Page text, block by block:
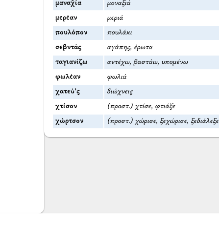
μαναχ̌ία μοναξιά
μερέαν μεριά
πουλόπον πουλάκι
σεβντάς αγάπης, έρωτα
ταγιανίζω αντέχω, βαστάω, υπομένω
φωλέαν φωλιά
χατεύ’ς διώχνεις
χτίσον (προστ.) χτίσε, φτιάξε
χώρτσον (προστ.) χώρισε, ξεχώρισε, ξεδιάλεξε